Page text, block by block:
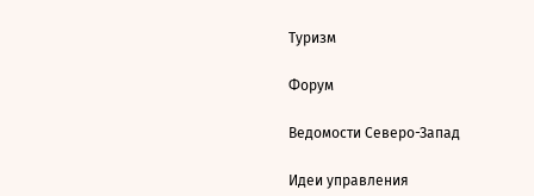
Туризм
Форум
Ведомости Северо-Запад
Идеи управления